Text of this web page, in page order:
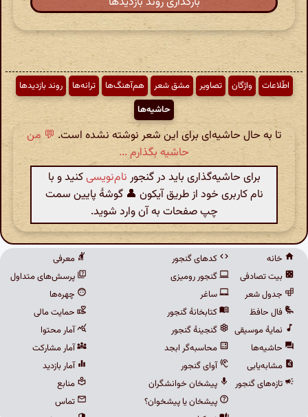
اطّلاعات واژگان تصاویر مشق شعر هم‌آهنگ‌ها ترانه‌ها
روند بازدیدها
حاشیه‌ها
تا به حال حاشیه‌ای برای این شعر نوشته نشده است. 💬 من
حاشیه بگذارم ...
برای حاشیه‌گذاری باید در گنجور نام‌نویسیکنید و با
نام کاربری خود از طریق آیکون 👤 گوشهٔ پایین سمت
چپ صفحات به آن وارد شوید.
خانه
بیت تصادفی
جدول شعر
فال حافظ
نمایهٔ موسیقی
حاشیه‌ها
مشابه‌یابی
تازه‌های گنجور
کدهای گنجور
گنجور رومیزی
ساغر
کتابخانهٔ گنجور
گنجینهٔ گنجور
محاسبه‌گر ابجد
آوای گنجور
پیشخان خوانشگران
پیشخان یا پیشخوان؟
معرفی
پرسش‌های متداول
چهره‌ها
حمایت مالی
آمار محتوا
آمار مشارکت
آمار بازدید
منابع
تماس